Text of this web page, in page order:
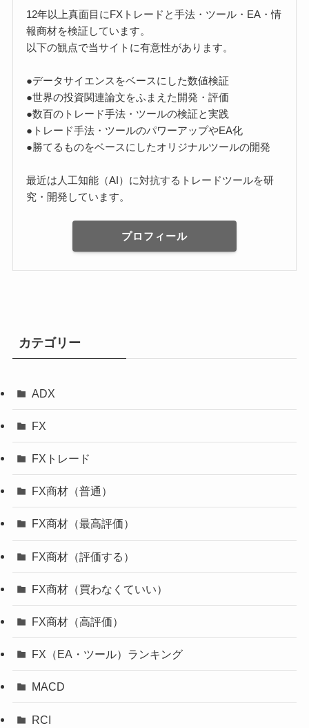
12年以上真面目にFXトレードと手法・ツール・EA・情
報商材を検証しています。
以下の観点で当サイトに有意性があります。
●データサイエンスをベースにした数値検証
●世界の投資関連論文をふまえた開発・評価
●数百のトレード手法・ツールの検証と実践
●トレード手法・ツールのパワーアップやEA化
●勝てるものをベースにしたオリジナルツールの開発
最近は人工知能（AI）に対抗するトレードツールを研
究・開発しています。
プロフィール
カテゴリー
ADX
FX
FXトレード
FX商材（普通）
FX商材（最高評価）
FX商材（評価する）
FX商材（買わなくていい）
FX商材（高評価）
FX（EA・ツール）ランキング
MACD
RCI